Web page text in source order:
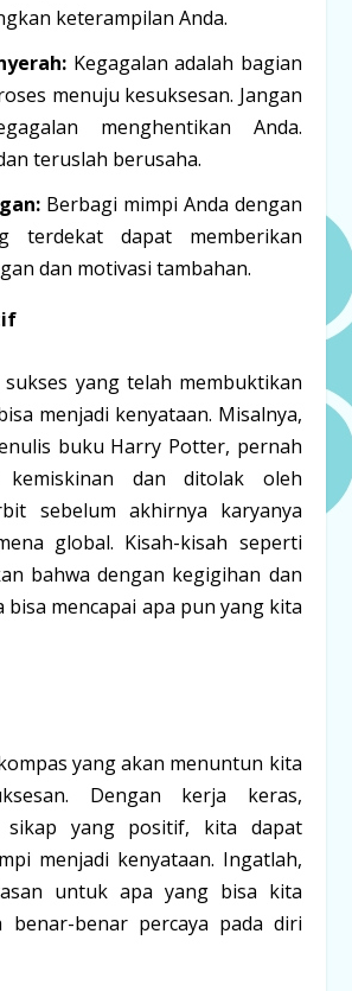
keterampilan Anda.
Kegagalan adalah bagian
menuju kesuksesan. Jangan
menghentikan Anda.
teruslah berusaha.
Berbagi mimpi Anda dengan
terdekat dapat memberikan
dan motivasi tambahan.
yang telah membuktikan
menjadi kenyataan. Misalnya,
buku Harry Potter, pernah
kemiskinan dan ditolak oleh
sebelum akhirnya karyanya
global. Kisah-kisah seperti
bahwa dengan kegigihan dan
bisa mencapai apa pun yang kita
yang akan menuntun kita
Dengan kerja keras,
sikap yang positif, kita dapat
menjadi kenyataan. Ingatlah,
untuk apa yang bisa kita
benar-benar percaya pada diri